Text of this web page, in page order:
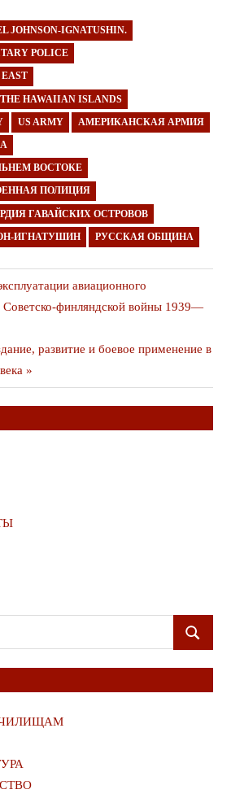
JOHNSON-IGNATUSHIN.
POLICE
HAWAIIAN ISLANDS
US ARMY АМЕРИКАНСКАЯ АРМИЯ
ВОСТОКЕ
ПОЛИЦИЯ
ГАВАЙСКИХ ОСТРОВОВ
ИГНАТУШИН РУССКАЯ ОБЩИНА
авиационного
Советско-финляндской войны 1939—
развитие и боевое применение в
ПОИСК